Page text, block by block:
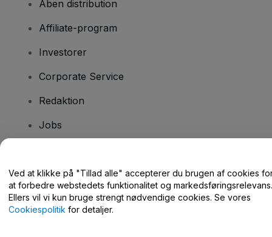
Åben distribution
Affiliate-program
Investorer
Corporate Service
Redaktion
Jobs
Har du spørgsmål?
Hjælpecenter / Kontakt os
Ved at klikke på "Tillad alle" accepterer du brugen af cookies
at forbedre webstedets funktionalitet og markedsføringsrelevans.
Ellers vil vi kun bruge strengt nødvendige cookies. Se vores
Cookiespolitik for detaljer.